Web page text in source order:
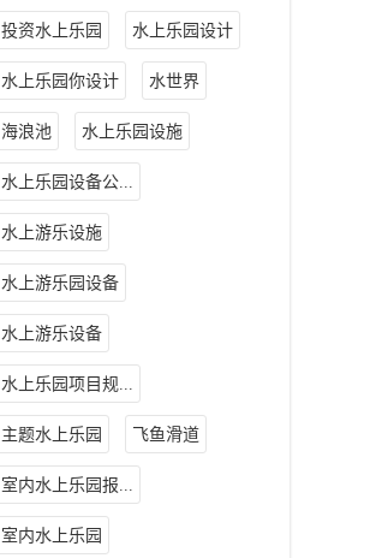
投资水上乐园 水上乐园设计
水上乐园你设计 水世界
海浪池 水上乐园设施
水上乐园设备公...
水上游乐设施
水上游乐园设备
水上游乐设备
水上乐园项目规...
主题水上乐园 飞鱼滑道
室内水上乐园报...
室内水上乐园